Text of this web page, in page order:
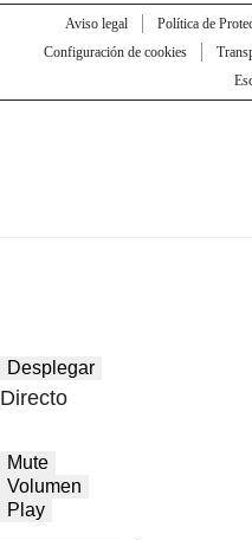
Aviso legal Política de
Configuración de cookies
Desplegar
Directo
Mute
Volumen
Play